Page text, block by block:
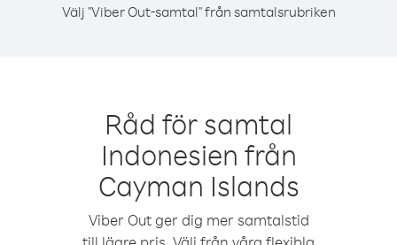
Välj "Viber Out-samtal" från samtalsrubriken
Råd för samtal
Indonesien från
Cayman Islands
Viber Out ger dig mer samtalstid